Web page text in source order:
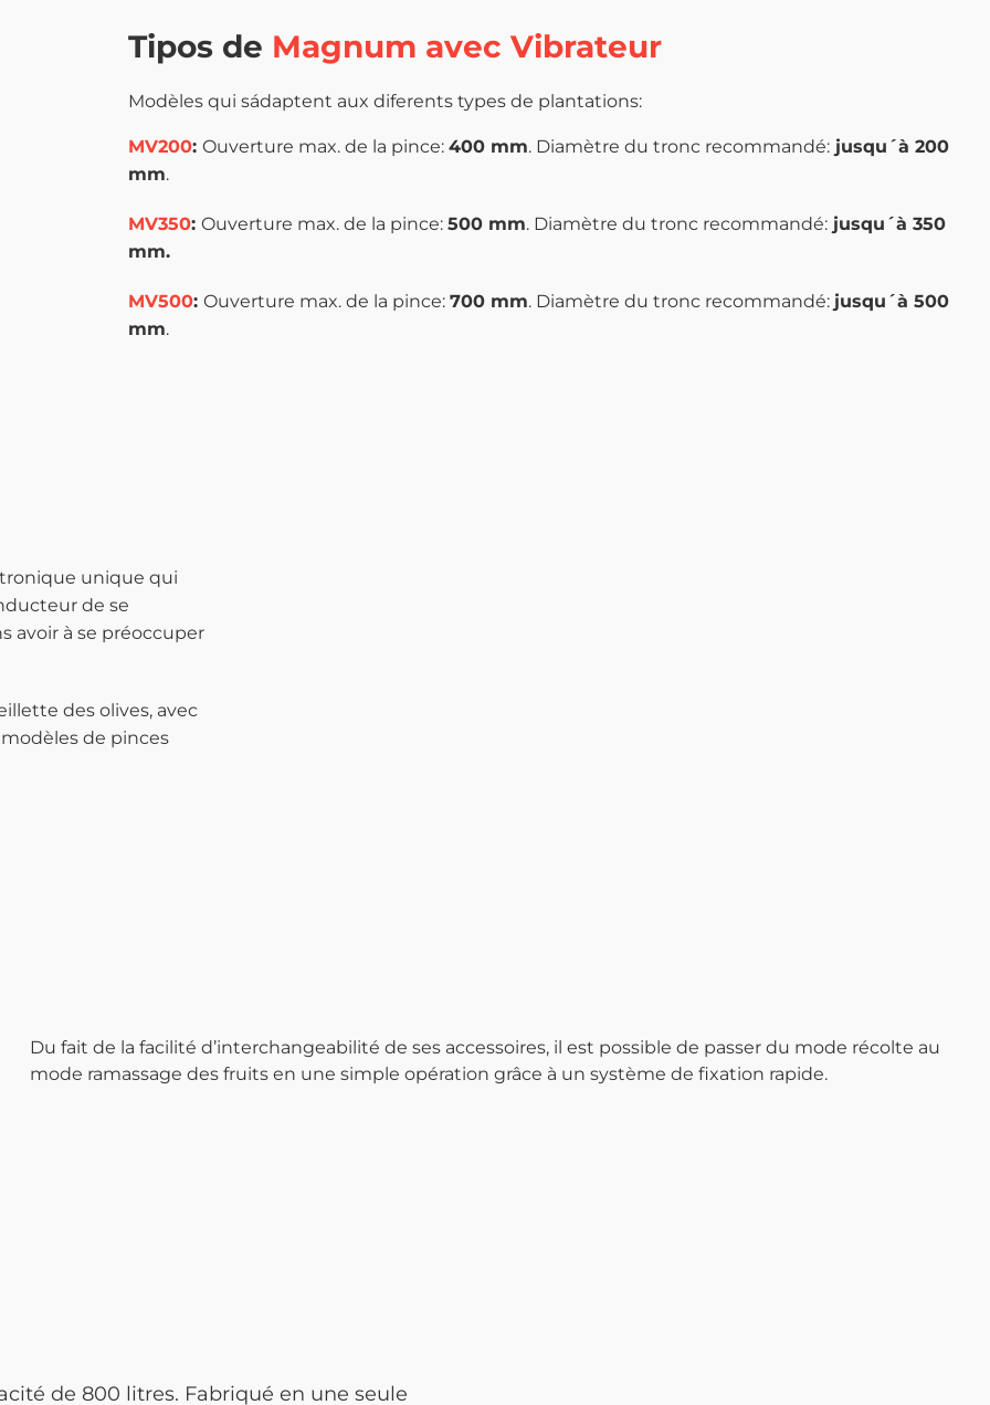
Tipos de Magnum avec Vibrateur
Modèles qui sádaptent aux diferents types de plantations:
MV200:Ouverture max. de la pince:400 mm. Diamètre du tronc recommandé: jusqu´à 200
mm.
MV350:Ouverture max. de la pince:500 mm. Diamètre du tronc recommandé: jusqu´à 350
mm.
MV500:Ouverture max. de la pince:700 mm. Diamètre du tronc recommandé: jusqu´à 500
mm.
unique qui
de se
avoir à se préoccuper
des olives, avec
de pinces
Du fait de la facilité d’interchangeabilité de ses accessoires, il est possible de passer du mode récolte au
mode ramassage des fruits en une simple opération grâce à un système de fixation rapide.
de 800 litres. Fabriqué en une seule